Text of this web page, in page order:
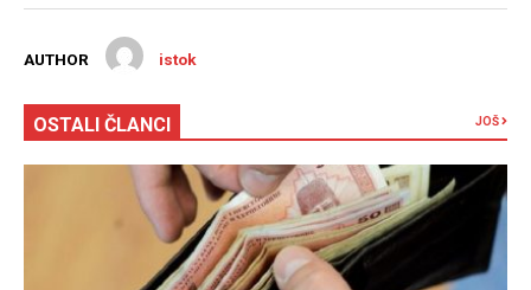
AUTHOR istok
OSTALI ČLANCI JOŠ